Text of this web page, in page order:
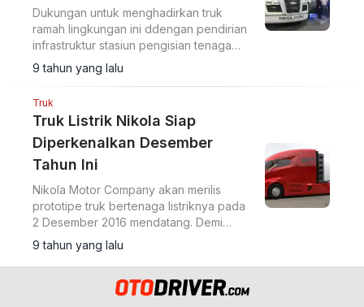
Dukungan untuk menghadirkan truk
ramah lingkungan ini ddengan pendirian
infrastruktur stasiun pengisian tenaga
listrik. Karena stasiun pengisian hidrogen
masih terbatas.
9 tahun yang lalu
Truk
Truk Listrik Nikola Siap
Diperkenalkan Desember
Tahun Ini
Nikola Motor Company akan merilis
prototipe truk bertenaga listriknya pada
2 Desember 2016 mendatang. Demi
menjaga kualitas udara serta mengikuti
perkembangan teknologi terkini.
9 tahun yang lalu